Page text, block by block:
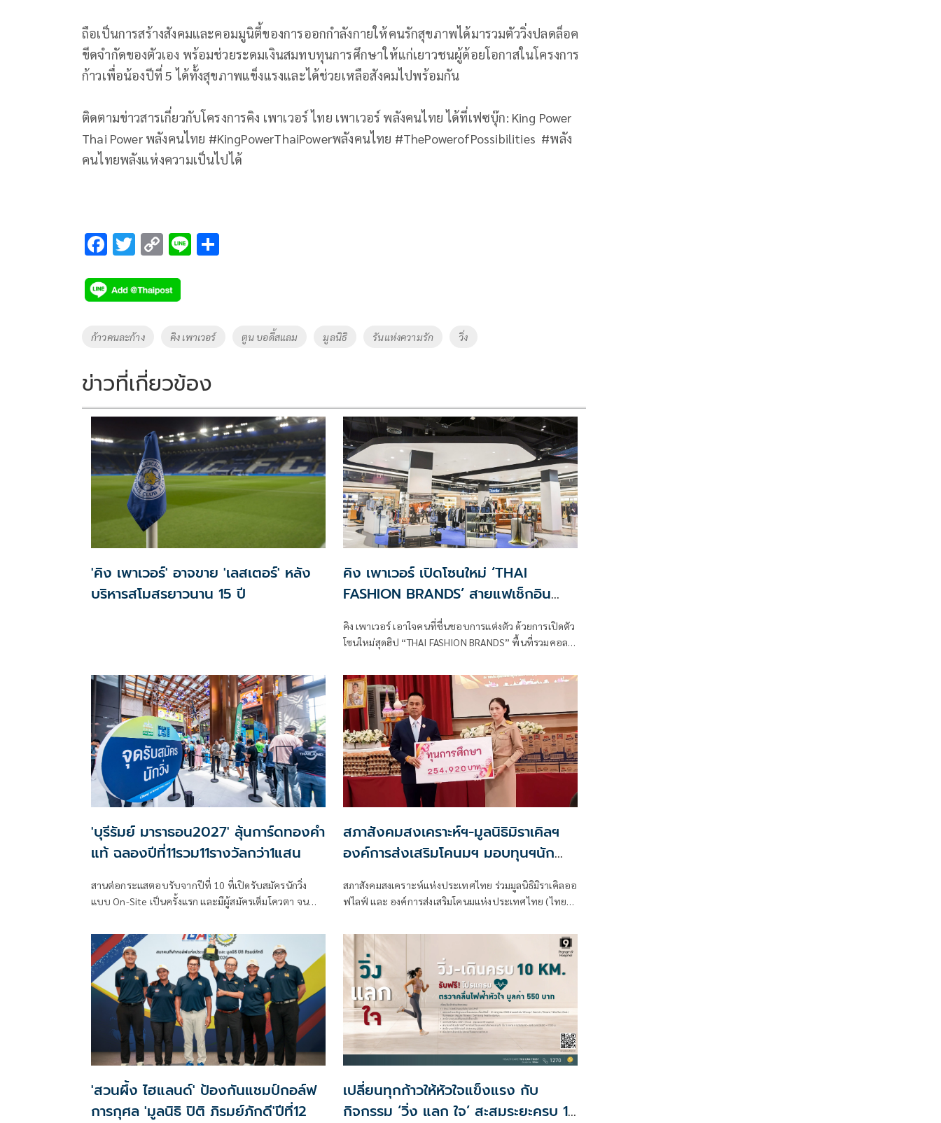
ถือเป็นการสร้างสังคมและคอมมูนิตี้ของการออกกำลังกายให้คนรักสุขภาพได้มารวมตัววิ่งปลดล็อค
ขีดจำกัดของตัวเอง พร้อมช่วยระดมเงินสมทบทุนการศึกษาให้แก่เยาวชนผู้ด้อยโอกาสในโครงการ
ก้าวเพื่อน้องปีที่ 5 ได้ทั้งสุขภาพแข็งแรงและได้ช่วยเหลือสังคมไปพร้อมกัน
ติดตามข่าวสารเกี่ยวกับโครงการคิง เพาเวอร์ ไทย เพาเวอร์ พลังคนไทย ได้ที่เฟซบุ๊ก: King Power
Thai Power พลังคนไทย #KingPowerThaiPowerพลังคนไทย #ThePowerofPossibilities #พลัง
คนไทยพลังแห่งความเป็นไปได้
F
e
b
o
k
T
tt
er
C
p
y
Li
k
Li
Tags
ก้าวคนละก้าง คิง เพาเวอร์ ตูน บอดี้สแลม มูลนิธิ รันแห่งความรัก วิ่ง
ข่าวที่เกี่ยวข้อง
'คิง เพาเวอร์' อาจขาย 'เลสเตอร์' หลัง
บริหารสโมสรยาวนาน 15 ปี
คิง เพาเวอร์ เปิดโซนใหม่ ‘THAI
FASHION BRANDS’ สายแฟเช็กอิน
ด่วน! มัดรวมแบรนด์ไทยดีไซน์เก๋ คัดไอ
เทมแฟชั่นไว้ครบ (สินค้าป้ายฟ้า ไม่ต้องมี
ไฟลต์บิน ช้อปแล้วรับกลับได้เลย!)
คิง เพาเวอร์ เอาใจคนที่ชื่นชอบการแต่งตัว ด้วยการเปิดตัว
โซนใหม่สุดฮิป “THAI FASHION BRANDS” พื้นที่รวมคอล
ไทย
'บุรีรัมย์ มาราธอน2027' ลุ้นการ์ดทองคำ
แท้ ฉลองปีที่11รวม11รางวัลกว่า1แสน
สานต่อกระแสตอบรับจากปีที่ 10 ที่เปิดรับสมัครนักวิ่ง
แบบ On-Site เป็นครั้งแรก และมีผู้สมัครเต็มโควตา จน
ของประเทศไทย ล่าสุด "บุรีรัมย์ มาราธอน 2027 พรีเซน
เต็ด บาย น้ำแร่ธรรมชาติตราช้าง" เตรียมจัดงานแถลงข่าวสู่
ทศวรรษที่ 2 อย่างยิ่งใหญ่ ในวันอังคารที่ 21 กรกฎาคม
2569 ที่ เดอะ สตอรี่ส์ สแควร์ ชั้น G วัน แบงค็อก กรุงเทพ
พร้อมเปิดรับสมัครแบบ On-Site จำนวน 2,000 สิทธิ์
สภาสังคมสงเคราะห์ฯ-มูลนิธิมิราเคิลฯ
องค์การส่งเสริมโคนมฯ มอบทุนฯนัก
สภาสังคมสงเคราะห์แห่งประเทศไทย ร่วมมูลนิธิมิราเคิลออ
ฟไลฟ์ และ องค์การส่งเสริมโคนมแห่งประเทศไทย (ไทย-
และเครื่องบำรุงกำลังให้กับนักเรียนและนักฟุตบอลของ
โรงเรียนอุบลรัตนราชกัญญาราชวิทยาลัยจังหวัดนครปฐม
ด้าน ร.ต.ท.ดร.มนัส โนนุช นักกีฬา ขอบคุณผู้ใหญ่ใจดีที่ร่วม
สนับสนุนให้เยาวชนมีการพัฒนาและเติบโตเป็นนักกีฬาที่มี
คุณภาพในอนาคต
'สวนผึ้ง ไฮแลนด์' ป้องกันแชมป์กอล์ฟ
การกุศล 'มูลนิธิ ปิติ ภิรมย์ภักดี'ปีที่12
เปลี่ยนทุกก้าวให้หัวใจแข็งแรง กับ
กิจกรรม ‘วิ่ง แลก ใจ’ สะสมระยะครบ 10